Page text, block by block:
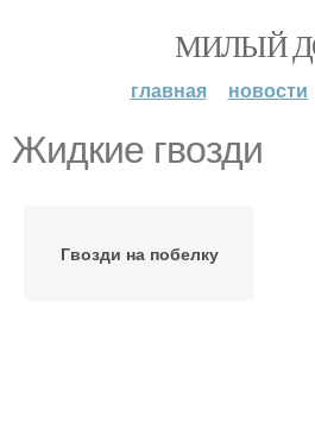
МИЛЫЙ
главная новости
Жидкие гвозди
Гвозди на побелку